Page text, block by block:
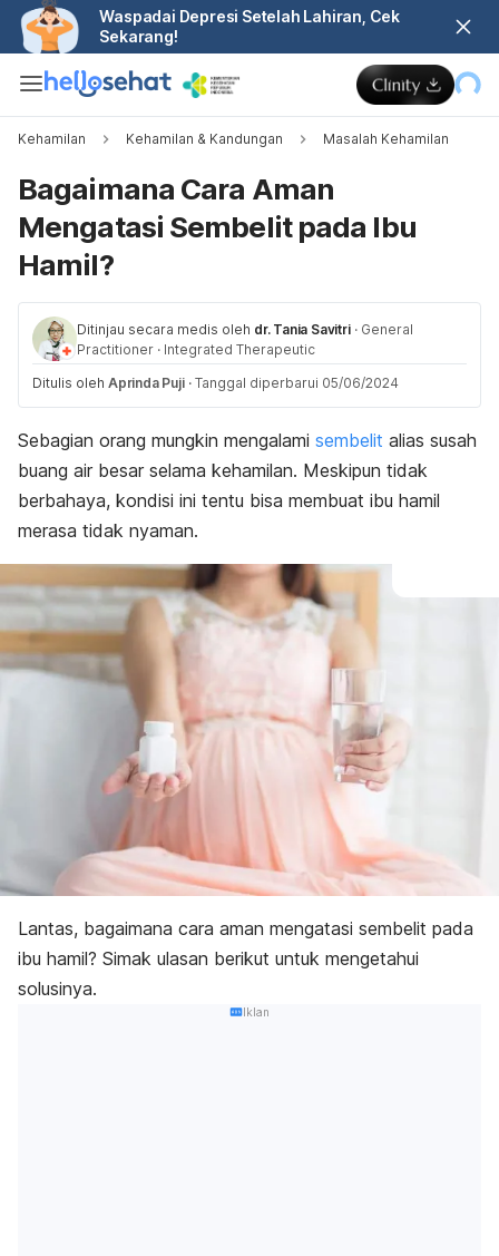
Waspadai Depresi Setelah Lahiran, Cek
Sekarang!
Kehamilan Kehamilan & Kandungan Masalah Kehamilan
Bagaimana Cara Aman
Mengatasi Sembelit pada Ibu
Hamil?
Ditinjau secara medis oleh dr. Tania Savitri · General
Practitioner · Integrated Therapeutic
Ditulis oleh Aprinda Puji · Tanggal diperbarui 05/06/2024
Sebagian orang mungkin mengalami sembelit alias susah
buang air besar selama kehamilan. Meskipun tidak
berbahaya, kondisi ini tentu bisa membuat ibu hamil
merasa tidak nyaman.
Lantas, bagaimana cara aman mengatasi sembelit pada
ibu hamil? Simak ulasan berikut untuk mengetahui
solusinya.
Iklan